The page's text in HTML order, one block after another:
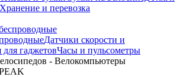
Хранение и перевозка
Датчики скорости и
гаджетовЧасы и пульсометры
- Велокомпьютеры